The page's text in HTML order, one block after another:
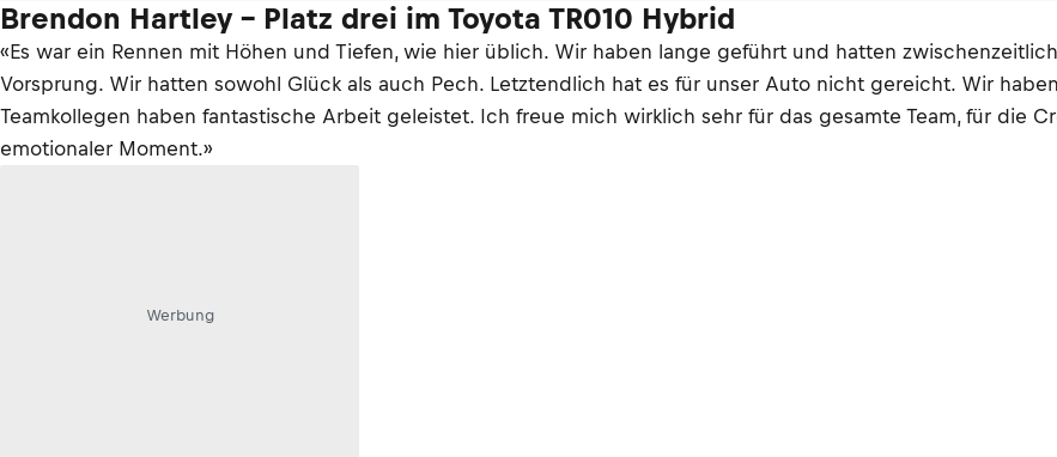
Brendon Hartley – Platz drei im Toyota TR010 Hybrid
«Es war ein Rennen mit Höhen und Tiefen, wie hier üblich. Wir haben lange geführt und hatten
Vorsprung. Wir hatten sowohl Glück als auch Pech. Letztendlich hat es für unser Auto nicht gereicht. Wir
Teamkollegen haben fantastische Arbeit geleistet. Ich freue mich wirklich sehr für das gesamte Team, für die
emotionaler Moment.»
Werbung